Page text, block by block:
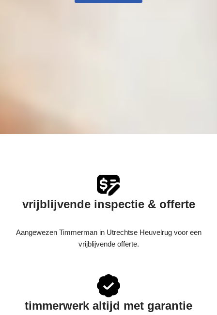
vrijblijvende inspectie & offerte
Aangewezen Timmerman in Utrechtse Heuvelrug voor een
vrijblijvende offerte.
timmerwerk altijd met garantie